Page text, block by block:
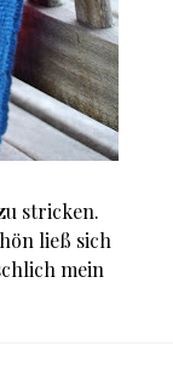
stricken.
ließ sich
mein